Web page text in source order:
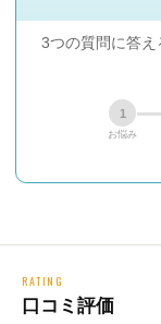
3つの質問に答え
1
お悩み
RATING
口コミ評価